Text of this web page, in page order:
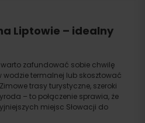
Liptowie – idealny
zafundować sobie chwilę
wodzie termalnej lub skosztować
trasy turystyczne, szeroki
– to połączenie sprawia, że
miejsc Słowacji do